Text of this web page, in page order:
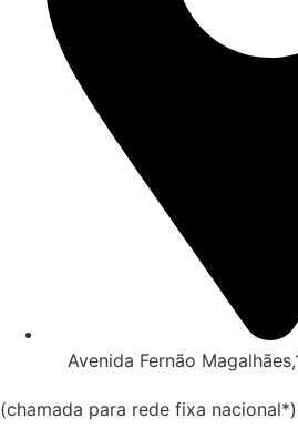
Avenida Fernão
(chamada para rede fixa nacional*)